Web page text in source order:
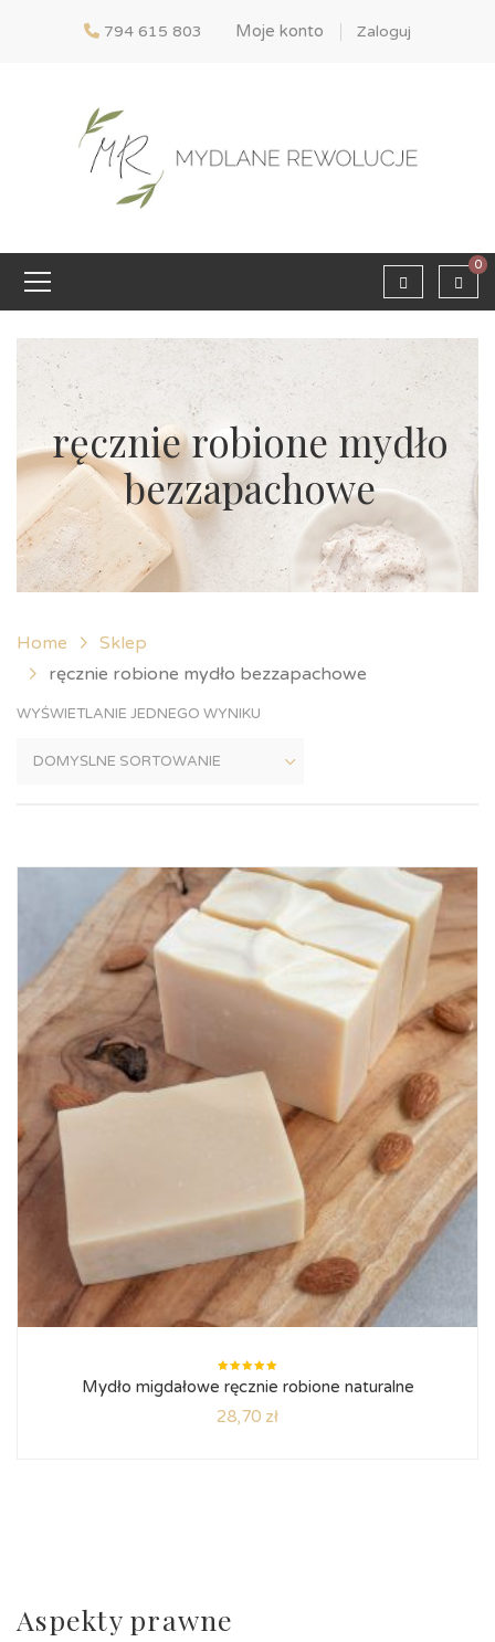
794 615 803 Moje konto Zaloguj
0
ręcznie robione mydło
bezzapachowe
Home
Sklep
ręcznie robione mydło bezzapachowe
WYŚWIETLANIE JEDNEGO WYNIKU
Oceniono
5.00na
Mydło migdałowe ręcznie robione naturalne
28,70 zł
Aspekty prawne